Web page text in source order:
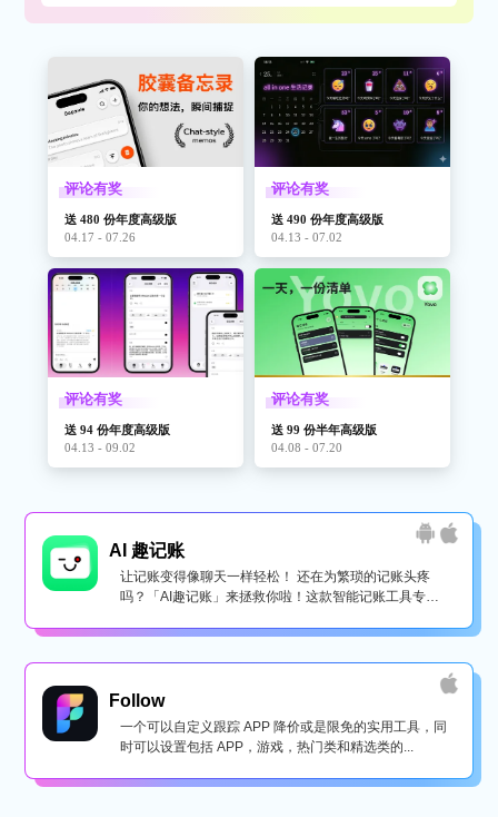
评论有奖
送 480 份年度高级版
04.17 - 07.26
评论有奖
送 490 份年度高级版
04.13 - 07.02
评论有奖
送 94 份年度高级版
04.13 - 09.02
评论有奖
送 99 份半年高级版
04.08 - 07.20
AI 趣记账
让记账变得像聊天一样轻松！ 还在为繁琐的记账头疼
吗？「AI趣记账」来拯救你啦！这款智能记账工具专为
Follow
一个可以自定义跟踪 APP 降价或是限免的实用工具，同
时可以设置包括 APP，游戏，热门类和精选类的...